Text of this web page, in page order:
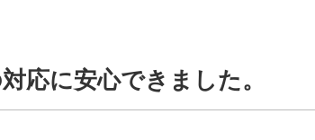
応に安心できました。